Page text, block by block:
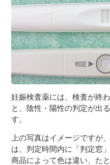
妊娠検査薬には、検査が終
と、陰性・陽性の判定が出
す。
上の写真はイメージですが
は、判定時間内に「判定窓
商品によって色は違い、た